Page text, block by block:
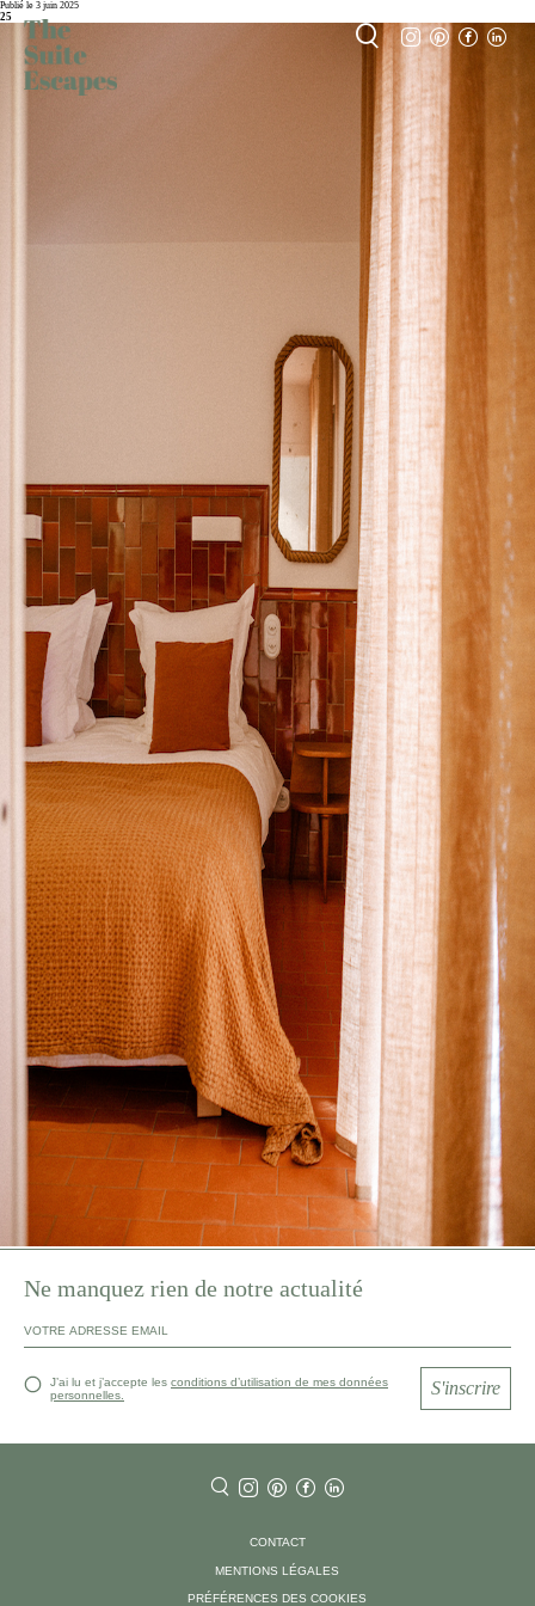
Publié le 3 juin 2025
25
Ne manquez rien de notre actualité
J’ai lu et j’accepte les conditions d’utilisation de mes données
personnelles.
S'inscrire
CONTACT
MENTIONS LÉGALES
PRÉFÉRENCES DES COOKIES